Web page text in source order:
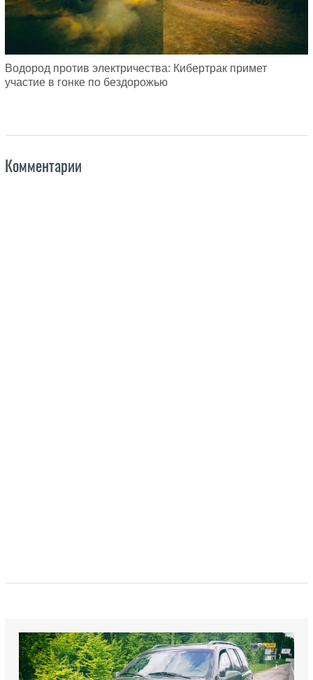
Водород против электричества: Кибертрак примет
участие в гонке по бездорожью
Комментарии